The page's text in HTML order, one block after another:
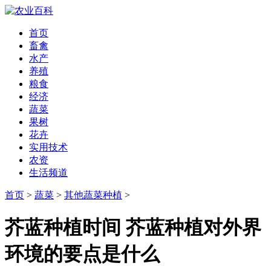
首页
畜禽
水产
养殖
粮食
经济
蔬菜
果树
花卉
实用技术
农资
生活频道
首页 > 蔬菜 > 其他蔬菜种植 >
芥蓝种植时间 芥蓝种植对外界
环境的要点是什么